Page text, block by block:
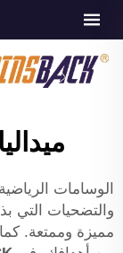
الوسامات
والتضحيات التي
مميزة وممتعة.